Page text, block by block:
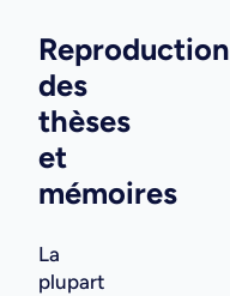
Reproduction
des
thèses
et
mémoires
La
plupart